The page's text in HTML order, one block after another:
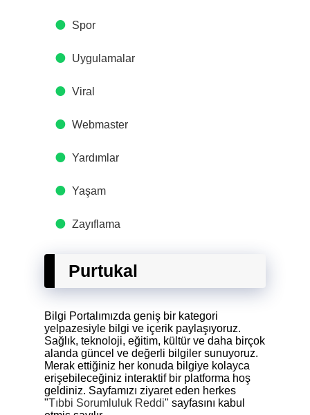
Spor
Uygulamalar
Viral
Webmaster
Yardımlar
Yaşam
Zayıflama
Purtukal
Bilgi Portalımızda geniş bir kategori
yelpazesiyle bilgi ve içerik paylaşıyoruz.
Sağlık, teknoloji, eğitim, kültür ve daha birçok
alanda güncel ve değerli bilgiler sunuyoruz.
Merak ettiğiniz her konuda bilgiye kolayca
erişebileceğiniz interaktif bir platforma hoş
geldiniz. Sayfamızı ziyaret eden herkes
"Tıbbi Sorumluluk Reddi" sayfasını kabul